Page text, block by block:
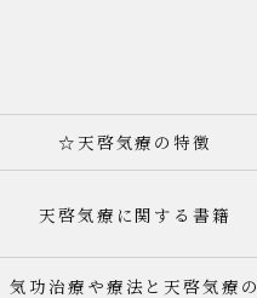
☆天啓気療の特徴
天啓気療に関する書籍
気功治療や療法と天啓気療の